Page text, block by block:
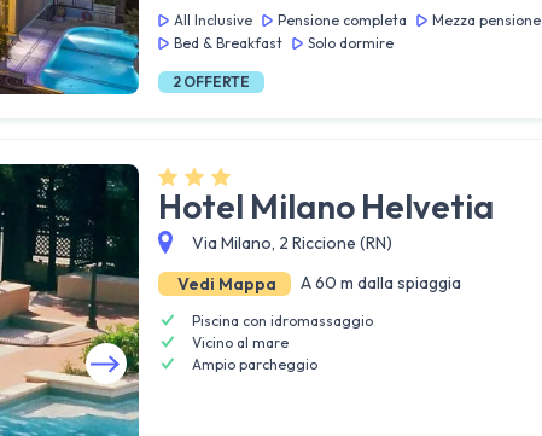
All Inclusive
Pensione completa
Mezza pensione
Bed & Breakfast
Solo dormire
2 OFFERTE
Hotel Milano Helvetia
Via Milano, 2 Riccione (RN)
Vedi Mappa
A 60 m dalla spiaggia
Piscina con idromassaggio
Vicino al mare
Ampio parcheggio